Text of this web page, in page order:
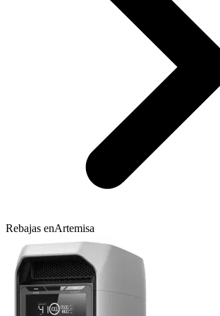
Rebajas enArtemisa